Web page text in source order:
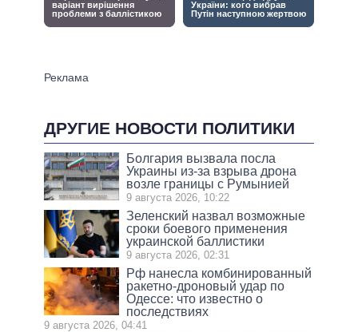
ДРУГИЕ НОВОСТИ ПОЛИТИКИ
Болгария вызвала посла
Украины из-за взрыва дрона
возле границы с Румынией
9 августа 2026, 10:22
Зеленский назвал возможные
сроки боевого применения
украинской баллистики
9 августа 2026, 02:31
Рф нанесла комбинированный
ракетно-дроновый удар по
Одессе: что известно о
последствиях
9 августа 2026, 04:41